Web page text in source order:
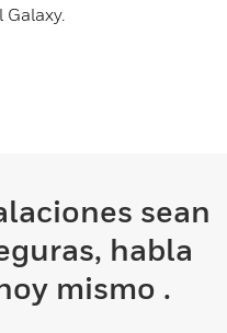
sean
habla
mismo .